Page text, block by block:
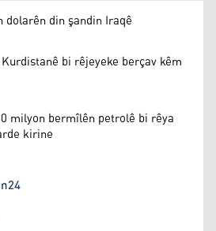
din şandin Iraqê
bi rêjeyeke berçav kêm
milyon bermîlên petrolê bi rêya
kirine